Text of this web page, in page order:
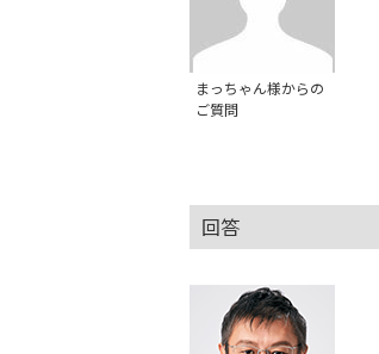
まっちゃん様からの
ご質問
回答